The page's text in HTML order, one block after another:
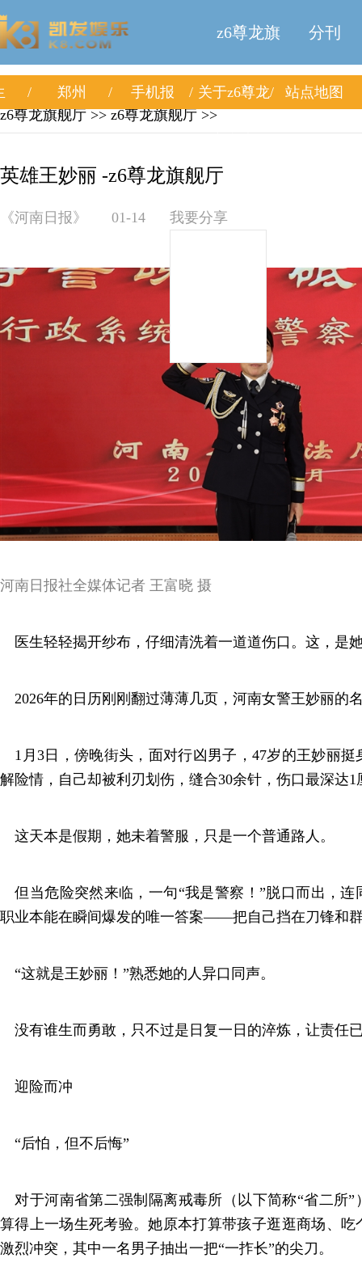
z6尊龙旗
舰厅
分刊
郑州 手机报 关于z6尊龙
站点地图
z6尊龙旗舰厅 >> z6尊龙旗舰厅 >>
英雄王妙丽 -z6尊龙旗舰厅
《河南日报》 01-14 我要分享
河南日报社全媒体记者 王富晓 摄
医生轻轻揭开纱布，仔细清洗着一道道伤口。这，是
2026年的日历刚刚翻过薄薄几页，河南女警王妙丽的
1月3日，傍晚街头，面对行凶男子，47岁的王妙丽挺
解险情，自己却被利刃划伤，缝合30余针，伤口最深达
这天本是假期，她未着警服，只是一个普通路人。
但当危险突然来临，一句“我是警察！”脱口而出，连
职业本能在瞬间爆发的唯一答案——把自己挡在刀锋和
“这就是王妙丽！”熟悉她的人异口同声。
没有谁生而勇敢，只不过是日复一日的淬炼，让责任
迎险而冲
“后怕，但不后悔”
对于河南省第二强制隔离戒毒所（以下简称“省二所”
算得上一场生死考验。她原本打算带孩子逛逛商场、
激烈冲突，其中一名男子抽出一把“一拃长”的尖刀。